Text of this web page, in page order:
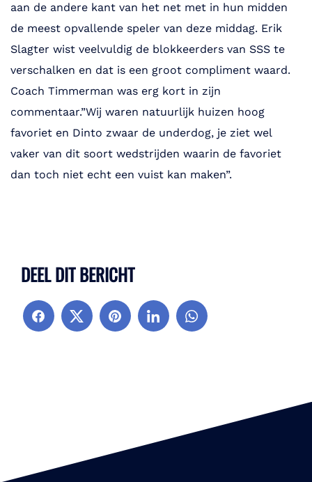
aan de andere kant van het net met in hun midden
de meest opvallende speler van deze middag. Erik
Slagter wist veelvuldig de blokkeerders van SSS te
verschalken en dat is een groot compliment waard.
Coach Timmerman was erg kort in zijn
commentaar.”Wij waren natuurlijk huizen hoog
favoriet en Dinto zwaar de underdog, je ziet wel
vaker van dit soort wedstrijden waarin de favoriet
dan toch niet echt een vuist kan maken”.
DEEL DIT BERICHT